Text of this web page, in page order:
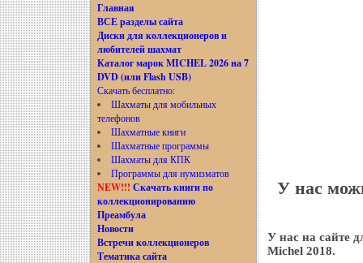
Главная
ВСЕ разделы сайта
Диски для коллекционеров и
любителей шахмат
Каталог марок MICHEL 2026 на 7
DVD (или Flash USB)
Скачать бесплатно:
Шахматы для мобильных
телефонов
Шахматные книги
Шахматные программы
Шахматы для КПК
Программы для нумизматов
NEW!!! Скачать книги по
коллекционированию
Преамбула
Новости
Встречи коллекционеров
Тематика сайта
У нас
У нас на сайте
Michel 2018.